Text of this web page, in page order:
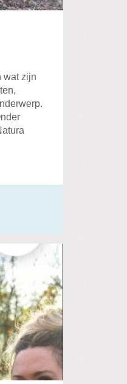
wat zijn